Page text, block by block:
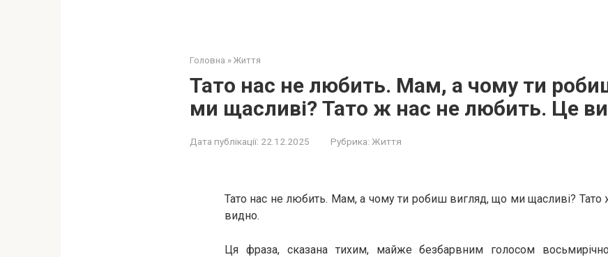
Головна » Життя
Тато нас не любить. Мам, а чому ти
ми щасливі? Тато ж нас не любить. Це
Дата публікації: 22.12.2025 Рубрика: Життя
Тато нас не любить. Мам, а чому ти робиш вигляд, що ми щасливі?
видно.
Ця фраза, сказана тихим, майже безбарвним голосом